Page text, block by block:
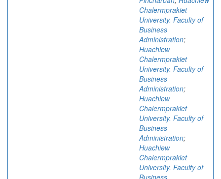
Chalermprakiet
University. Faculty of
Business
Administration;
Huachiew
Chalermprakiet
University. Faculty of
Business
Administration;
Huachiew
Chalermprakiet
University. Faculty of
Business
Administration;
Huachiew
Chalermprakiet
University. Faculty of
Business